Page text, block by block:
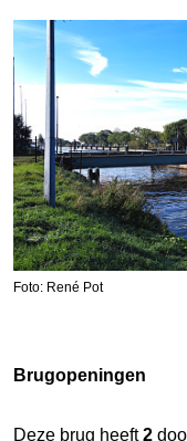
Foto: René Pot
Brugopeningen
Deze brug heeft2